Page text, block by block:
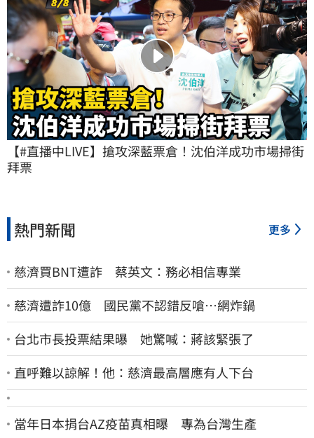
【#直播中LIVE】搶攻深藍票倉！沈伯洋成功市場掃街
拜票
熱門新聞 更多
慈濟買BNT遭詐 蔡英文：務必相信專業
慈濟遭詐10億 國民黨不認錯反嗆⋯網炸鍋
台北市長投票結果曝 她驚喊：蔣該緊張了
直呼難以諒解！他：慈濟最高層應有人下台
當年日本捐台AZ疫苗真相曝 專為台灣生產